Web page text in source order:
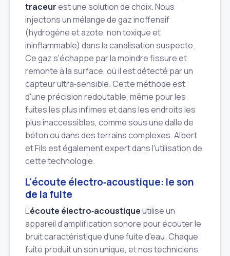
traceurest une solution de choix. Nous
injectons un mélange de gaz inoffensif
(hydrogène et azote, non toxique et
ininflammable) dans la canalisation suspecte.
Ce gaz s'échappe par la moindre fissure et
remonte à la surface, où il est détecté par un
capteur ultra‑sensible. Cette méthode est
d'une précision redoutable, même pour les
fuites les plus infimes et dans les endroits les
plus inaccessibles, comme sous une dalle de
béton ou dans des terrains complexes. Albert
et Fils est également expert dans l'utilisation de
cette technologie.
L'écoute électro‑acoustique: le son
de la fuite
L'écoute électro‑acoustiqueutilise un
appareil d'amplification sonore pour écouter le
bruit caractéristique d'une fuite d'eau. Chaque
fuite produit un son unique, et nos techniciens